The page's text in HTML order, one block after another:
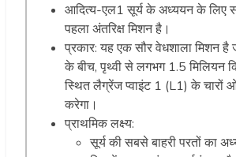
आदित्य-एल1 सूर्य के अध्ययन के लिए
पहला अंतरिक्ष मिशन है।
प्रकार: यह एक सौर वेधशाला मिशन है
के बीच, पृथ्वी से लगभग 1.5 मिलियन
स्थित लैग्रेंज प्वाइंट 1 (L1) के चारों
करेगा।
प्राथमिक लक्ष्य:
सूर्य की सबसे बाहरी परतों का